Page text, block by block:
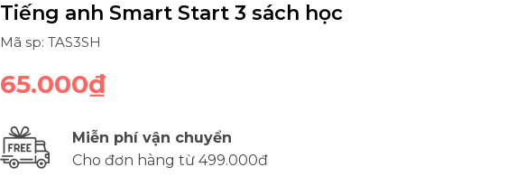
Tiếng anh Smart Start 3 sách học
Mã sp: TAS3SH
65.000₫
Miễn phí vận chuyển
Cho đơn hàng từ 499.000đ